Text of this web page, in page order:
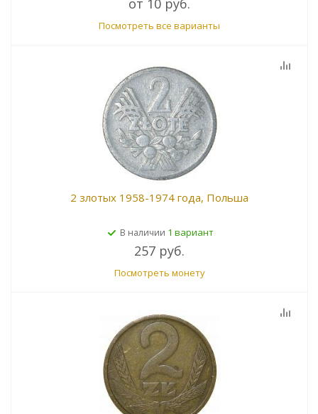
от 10 руб.
Посмотреть все варианты
2 злотых 1958-1974 года, Польша
В наличии 1 вариант
257 руб.
Посмотреть монету